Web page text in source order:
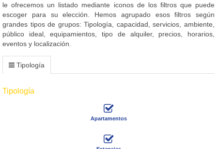
le ofrecemos un listado mediante iconos de los filtros que puede
escoger para su elección. Hemos agrupado esos filtros según
grandes tipos de grupos: Tipología, capacidad, servicios, ambiente,
público ideal, equipamientos, tipo de alquiler, precios, horarios,
eventos y localización.
Tipología
Tipología
Apartamentos